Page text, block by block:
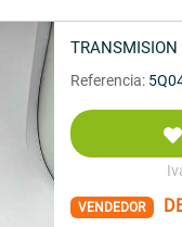
Referencia:
VENDEDOR